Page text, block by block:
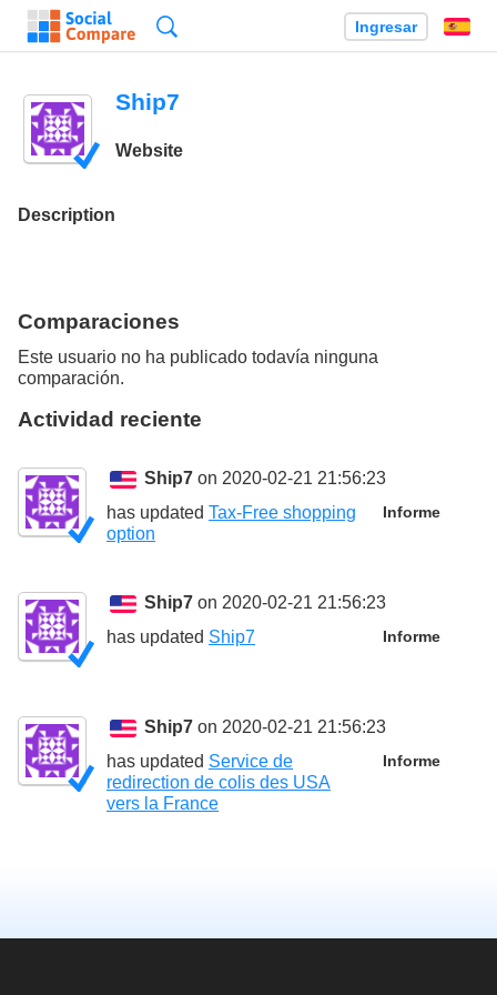
Ingresar
Ship7
Website
Description
Comparaciones
Este usuario no ha publicado todavía ninguna
comparación.
Actividad reciente
Ship7 on 2020-02-21 21:56:23
Informe
has updated Tax-Free shopping
option
Ship7 on 2020-02-21 21:56:23
Informe
has updated Ship7
Ship7 on 2020-02-21 21:56:23
Informe
has updated Service de
redirection de colis des USA
vers la France